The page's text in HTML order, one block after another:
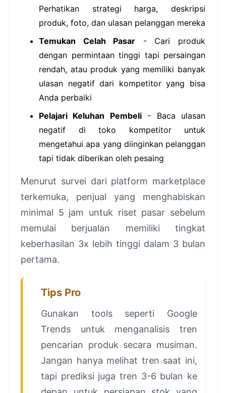
Perhatikan strategi harga, deskripsi
produk, foto, dan ulasan pelanggan mereka
Temukan Celah Pasar - Cari produk
dengan permintaan tinggi tapi persaingan
rendah, atau produk yang memiliki banyak
ulasan negatif dari kompetitor yang bisa
Anda perbaiki
Pelajari Keluhan Pembeli- Baca ulasan
negatif di toko kompetitor untuk
mengetahui apa yang diinginkan pelanggan
tapi tidak diberikan oleh pesaing
Menurut survei dari platform marketplace
terkemuka, penjual yang menghabiskan
minimal 5 jam untuk riset pasar sebelum
memulai berjualan memiliki tingkat
keberhasilan 3x lebih tinggi dalam 3 bulan
pertama.
Tips Pro
Gunakan tools seperti Google
Trends untuk menganalisis tren
pencarian produk secara musiman.
Jangan hanya melihat tren saat ini,
tapi prediksi juga tren 3-6 bulan ke